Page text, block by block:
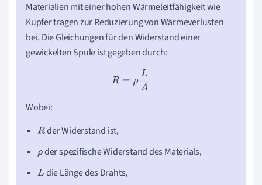
Materialien mit einer hohen Wärmeleitfähigkeit wie
Kupfer tragen zur Reduzierung von Wärmeverlusten
bei. Die Gleichungen für den Widerstand einer
gewickelten Spule ist gegeben durch:
R=ρ LA
Wobei:
R der Widerstand ist,
ρder spezifische Widerstand des Materials,
Ldie Länge des Drahts,